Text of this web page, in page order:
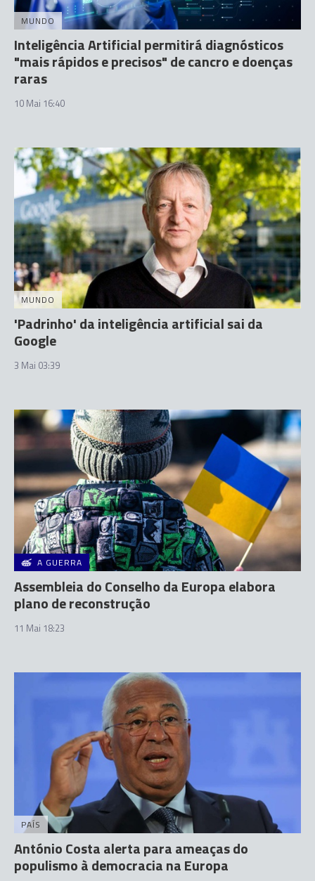
MUNDO
Inteligência Artificial permitirá diagnósticos
"mais rápidos e precisos" de cancro e doenças
raras
10 Mai 16:40
MUNDO
'Padrinho' da inteligência artificial sai da
Google
3 Mai 03:39
A GUERRA
Assembleia do Conselho da Europa elabora
plano de reconstrução
11 Mai 18:23
PAÍS
António Costa alerta para ameaças do
populismo à democracia na Europa